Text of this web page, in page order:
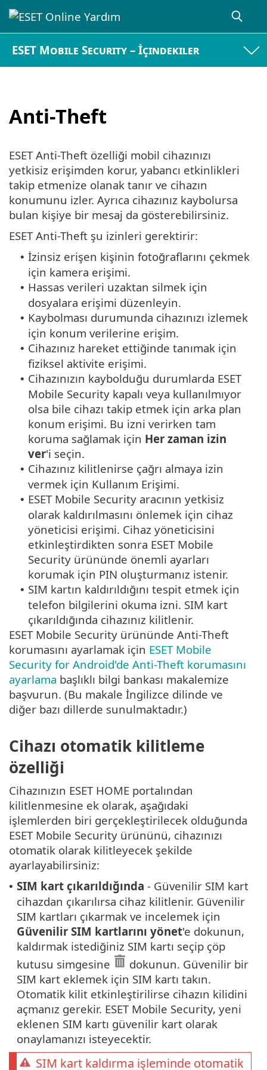
ESET Mobile Security – İçindekiler
Anti-Theft
ESET Anti-Theft özelliği mobil cihazınızı
yetkisiz erişimden korur, yabancı etkinlikleri
takip etmenize olanak tanır ve cihazın
konumunu izler. Ayrıca cihazınız kaybolursa
bulan kişiye bir mesaj da gösterebilirsiniz.
ESET Anti-Theft şu izinleri gerektirir:
• İzinsiz erişen kişinin fotoğraflarını çekmek
için kamera erişimi.
• Hassas verileri uzaktan silmek için
dosyalara erişimi düzenleyin.
• Kaybolması durumunda cihazınızı izlemek
için konum verilerine erişim.
• Cihazınız hareket ettiğinde tanımak için
fiziksel aktivite erişimi.
• Cihazınızın kaybolduğu durumlarda ESET
Mobile Security kapalı veya kullanılmıyor
olsa bile cihazı takip etmek için arka plan
konum erişimi. Bu izni verirken tam
koruma sağlamak için Her zaman izin
ver'i seçin.
• Cihazınız kilitlenirse çağrı almaya izin
vermek için Kullanım Erişimi.
• ESET Mobile Security aracının yetkisiz
olarak kaldırılmasını önlemek için cihaz
yöneticisi erişimi. Cihaz yöneticisini
etkinleştirdikten sonra ESET Mobile
Security ürününde önemli ayarları
korumak için PIN oluşturmanız istenir.
• SIM kartın kaldırıldığını tespit etmek için
telefon bilgilerini okuma izni. SIM kart
çıkarıldığında cihazınız kilitlenir.
ESET Mobile Security ürününde Anti-Theft
korumasını ayarlamak için ESET Mobile
Security for Android'de Anti-Theft korumasını
ayarlama başlıklı bilgi bankası makalemize
başvurun. (Bu makale İngilizce dilinde ve
diğer bazı dillerde sunulmaktadır.)
Cihazı otomatik kilitleme
özelliği
Cihazınızın ESET HOME portalından
kilitlenmesine ek olarak, aşağıdaki
işlemlerden biri gerçekleştirilecek olduğunda
ESET Mobile Security ürününü, cihazınızı
otomatik olarak kilitleyecek şekilde
ayarlayabilirsiniz:
• SIM kart çıkarıldığında - Güvenilir SIM kart
cihazdan çıkarılırsa cihaz kilitlenir. Güvenilir
SIM kartları çıkarmak ve incelemek için
Güvenilir SIM kartlarını yönet'e dokunun,
kaldırmak istediğiniz SIM kartı seçip çöp
kutusu simgesine
dokunun. Güvenilir bir
SIM kart eklemek için SIM kartı takın.
Otomatik kilit etkinleştirilirse cihazın kilidini
açmanız gerekir. ESET Mobile Security, yeni
eklenen SIM kartı güvenilir kart olarak
onaylamanızı isteyecektir.
SIM kart kaldırma işleminde otomatik